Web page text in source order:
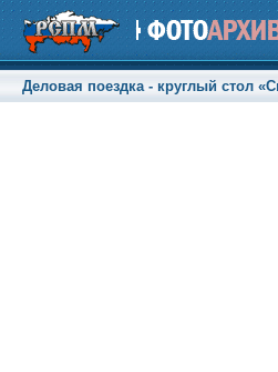
Деловая поездка - круглый стол